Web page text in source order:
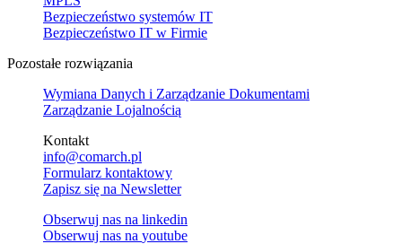
Bezpieczeństwo systemów IT
Bezpieczeństwo IT w Firmie
Pozostałe rozwiązania
Wymiana Danych i Zarządzanie Dokumentami
Zarządzanie Lojalnością
Kontakt
info@comarch.pl
Formularz kontaktowy
Zapisz się na Newsletter
Obserwuj nas na linkedin
Obserwuj nas na youtube